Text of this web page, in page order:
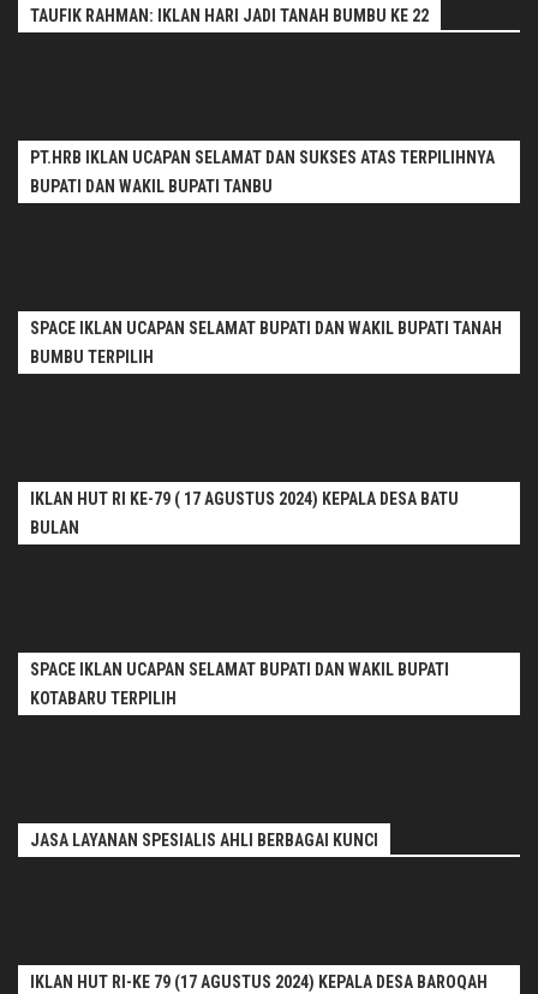
TAUFIK RAHMAN: IKLAN HARI JADI TANAH BUMBU KE 22
PT.HRB IKLAN UCAPAN SELAMAT DAN SUKSES ATAS TERPILIHNYA
BUPATI DAN WAKIL BUPATI TANBU
SPACE IKLAN UCAPAN SELAMAT BUPATI DAN WAKIL BUPATI TANAH
BUMBU TERPILIH
IKLAN HUT RI KE-79 ( 17 AGUSTUS 2024) KEPALA DESA BATU
BULAN
SPACE IKLAN UCAPAN SELAMAT BUPATI DAN WAKIL BUPATI
KOTABARU TERPILIH
JASA LAYANAN SPESIALIS AHLI BERBAGAI KUNCI
IKLAN HUT RI-KE 79 (17 AGUSTUS 2024) KEPALA DESA BAROQAH